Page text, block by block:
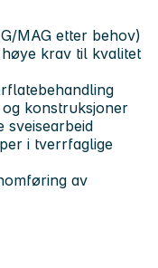
MAG etter behov)
krav til kvalitet
konstruksjoner
sveisearbeid
i tverrfaglige
av